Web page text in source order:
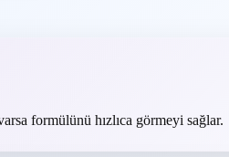
formülünü hızlıca görmeyi sağlar.